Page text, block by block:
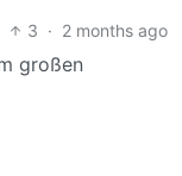
3 · 2 months ago
großen